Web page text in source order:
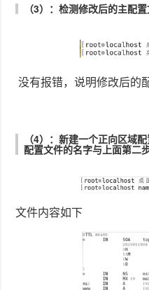
（3）：检测修改后的主配
没有报错，说明修改后的
（4）：新建一个正向区域
配置文件的名字与上面第二
文件内容如下